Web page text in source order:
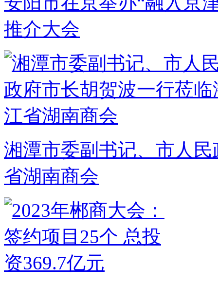
推介大会
湘潭市委副书记、市人
省湖南商会